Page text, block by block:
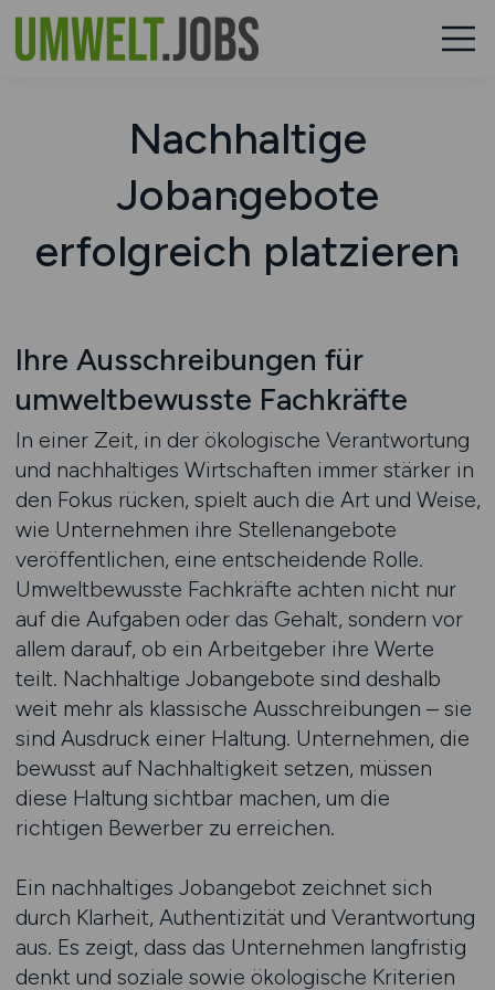
Nachhaltige
Jobangebote
erfolgreich platzieren
Ihre Ausschreibungen für
umweltbewusste Fachkräfte
In einer Zeit, in der ökologische Verantwortung
und nachhaltiges Wirtschaften immer stärker in
den Fokus rücken, spielt auch die Art und Weise,
wie Unternehmen ihre Stellenangebote
veröffentlichen, eine entscheidende Rolle.
Umweltbewusste Fachkräfte achten nicht nur
auf die Aufgaben oder das Gehalt, sondern vor
allem darauf, ob ein Arbeitgeber ihre Werte
teilt. Nachhaltige Jobangebote sind deshalb
weit mehr als klassische Ausschreibungen – sie
sind Ausdruck einer Haltung. Unternehmen, die
bewusst auf Nachhaltigkeit setzen, müssen
diese Haltung sichtbar machen, um die
richtigen Bewerber zu erreichen.
Ein nachhaltiges Jobangebot zeichnet sich
durch Klarheit, Authentizität und Verantwortung
aus. Es zeigt, dass das Unternehmen langfristig
denkt und soziale sowie ökologische Kriterien